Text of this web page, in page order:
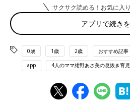
サクサク読める！お気に入
アプリで続き
0歳 1歳 2歳 おすすめ記事
app 4人のママ紺野あさ美の息抜き育児